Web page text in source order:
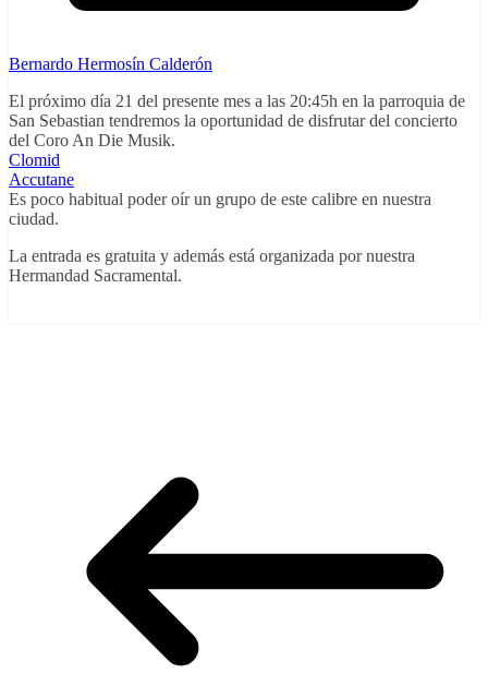
Bernardo Hermosín Calderón
El próximo día 21 del presente mes a las 20:45h en la parroquia de
San Sebastian tendremos la oportunidad de disfrutar del concierto
del Coro An Die Musik.
Clomid
Accutane
Es poco habitual poder oír un grupo de este calibre en nuestra
ciudad.
La entrada es gratuita y además está organizada por nuestra
Hermandad Sacramental.